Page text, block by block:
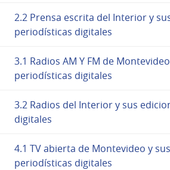
2.2 Prensa escrita del Interior y
periodísticas digitales
3.1 Radios AM Y FM de
periodísticas digitales
3.2 Radios del Interior y sus
digitales
4.1 TV abierta de Montevideo y
periodísticas digitales